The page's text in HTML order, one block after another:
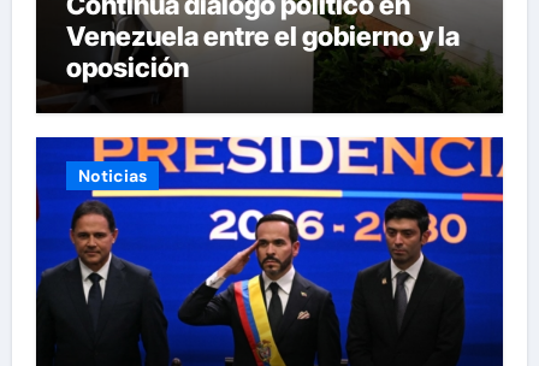
Venezuela entre el gobierno y la
oposición
Noticias